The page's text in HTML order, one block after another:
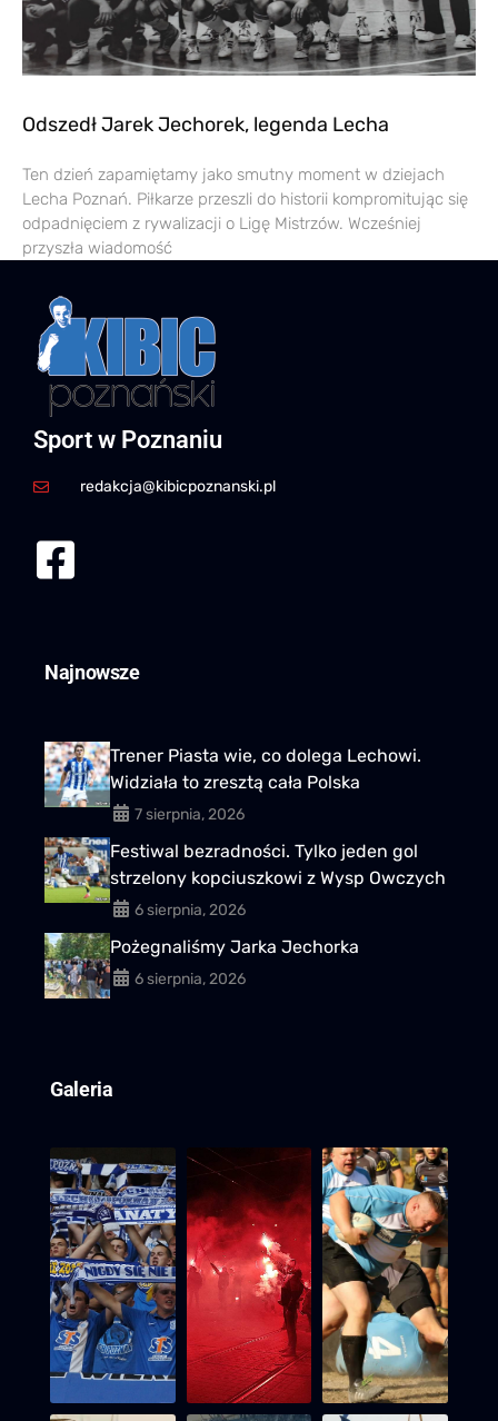
Odszedł Jarek Jechorek, legenda Lecha
Ten dzień zapamiętamy jako smutny moment w dziejach
Lecha Poznań. Piłkarze przeszli do historii kompromitując się
odpadnięciem z rywalizacji o Ligę Mistrzów. Wcześniej
przyszła wiadomość
Sport w Poznaniu
redakcja@kibicpoznanski.pl
Najnowsze
Trener Piasta wie, co dolega Lechowi.
Widziała to zresztą cała Polska
7 sierpnia, 2026
Festiwal bezradności. Tylko jeden gol
strzelony kopciuszkowi z Wysp Owczych
6 sierpnia, 2026
Pożegnaliśmy Jarka Jechorka
6 sierpnia, 2026
Galeria